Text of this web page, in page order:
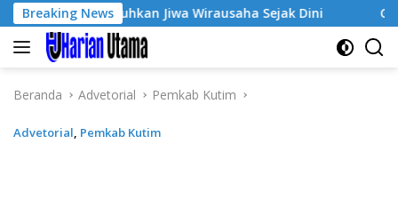
Langsung
ke
konten
Breaking NewsJiwa Wirausaha Sejak Dini GratisPol
Beranda Advetorial Pemkab Kutim
Advetorial, Pemkab Kutim